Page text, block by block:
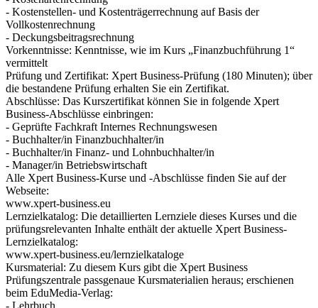
- Kostenstellen- und Kostenträgerrechnung auf Basis der
Vollkostenrechnung
- Deckungsbeitragsrechnung
Vorkenntnisse: Kenntnisse, wie im Kurs „Finanzbuchführung 1“
vermittelt
Prüfung und Zertifikat: Xpert Business-Prüfung (180 Minuten); über
die bestandene Prüfung erhalten Sie ein Zertifikat.
Abschlüsse: Das Kurszertifikat können Sie in folgende Xpert
Business-Abschlüsse einbringen:
- Geprüfte Fachkraft Internes Rechnungswesen
- Buchhalter/in Finanzbuchhalter/in
- Buchhalter/in Finanz- und Lohnbuchhalter/in
- Manager/in Betriebswirtschaft
Alle Xpert Business-Kurse und -Abschlüsse finden Sie auf der
Webseite:
www.xpert-business.eu
Lernzielkatalog: Die detaillierten Lernziele dieses Kurses und die
prüfungsrelevanten Inhalte enthält der aktuelle Xpert Business-
Lernzielkatalog:
www.xpert-business.eu/lernzielkataloge
Kursmaterial: Zu diesem Kurs gibt die Xpert Business
Prüfungszentrale passgenaue Kursmaterialien heraus; erschienen
beim EduMedia-Verlag: